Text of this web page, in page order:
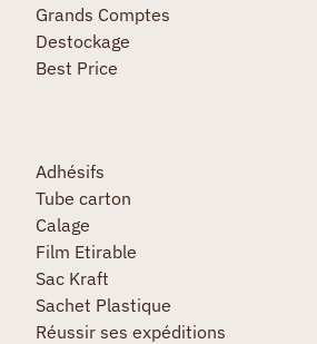
Grands Comptes
Destockage
Best Price
Adhésifs
Tube carton
Calage
Film Etirable
Sac Kraft
Sachet Plastique
Réussir ses expéditions